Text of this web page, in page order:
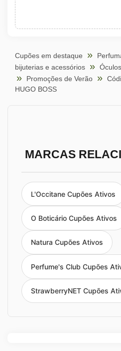
Cupões em destaque
bijuterias e acessórios
Promoções de Verão
HUGO BOSS
MARCAS
L'Occitane Cupões Ativos
O Boticário Cupões Ativos
Natura Cupões Ativos
Perfume's Club Cupões
StrawberryNET Cupões